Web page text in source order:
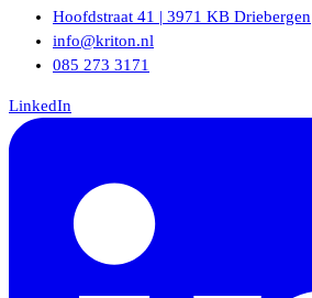
Hoofdstraat 41 | 3971 KB Driebergen
info@kriton.nl
085 273 3171
LinkedIn